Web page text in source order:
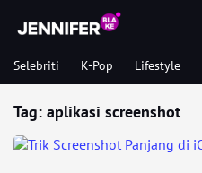
Selebriti K-Pop Lifestyle
Tag: aplikasi screenshot